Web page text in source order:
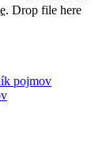
. Drop file here
pojmov